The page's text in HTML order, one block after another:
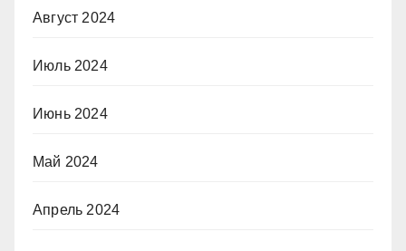
Август 2024
Июль 2024
Июнь 2024
Май 2024
Апрель 2024